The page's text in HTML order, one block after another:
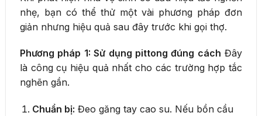
nhẹ, bạn có thể thử một vài phương pháp đơn
giản nhưng hiệu quả sau đây trước khi gọi thợ.
Phương pháp 1: Sử dụng pittong đúng cách Đây
là công cụ hiệu quả nhất cho các trường hợp tắc
nghẽn gần.
Chuẩn bị: Đeo găng tay cao su. Nếu bồn cầu